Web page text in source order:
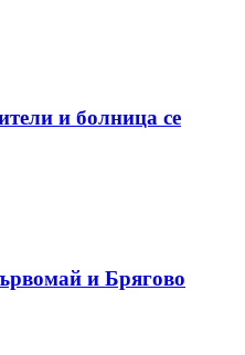
и болница се
и Брягово